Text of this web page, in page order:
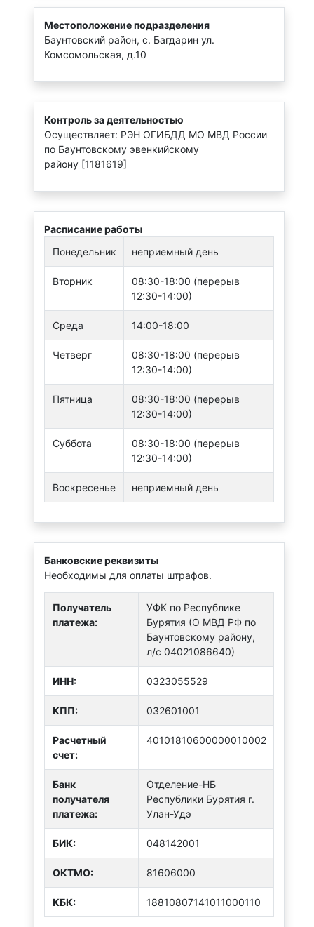
Местоположение подразделения
Баунтовский район, с. Багдарин ул.
Комсомольская, д.10
Контроль за деятельностью
Осуществляет: РЭН ОГИБДД МО МВД России
по Баунтовскому эвенкийскому
району [1181619]
Расписание работы
Понедельник
неприемный день
Вторник
08:30-18:00 (перерыв
12:30-14:00)
Среда 14:00-18:00
Четверг
08:30-18:00 (перерыв
12:30-14:00)
Пятница
08:30-18:00 (перерыв
12:30-14:00)
Суббота
08:30-18:00 (перерыв
12:30-14:00)
Воскресенье неприемный день
Банковские реквизиты
Необходимы для оплаты штрафов.
Получатель
платежа:
УФК по Республике
Бурятия (О МВД РФ по
Баунтовскому району,
л/с 04021086640)
ИНН: 0323055529
КПП: 032601001
Расчетный
счет:
40101810600000010002
Банк
получателя
платежа:
Отделение-НБ
Республики Бурятия г.
Улан-Удэ
БИК: 048142001
ОКТMО: 81606000
КБК: 18810807141011000110